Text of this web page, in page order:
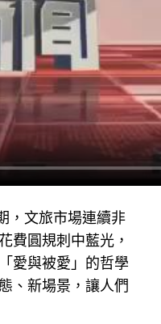
，文旅市場連續非
費圓規刺中藍光，
愛與被愛」的哲學
態、新場景，讓人們